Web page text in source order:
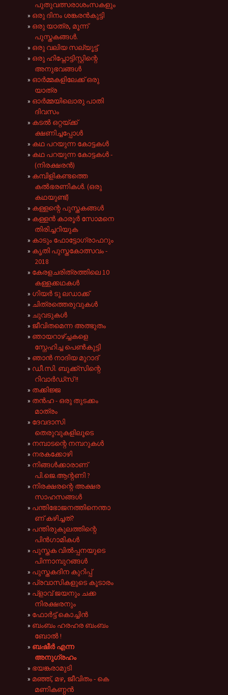
പുതുവത്സരാശംസകളും
ഒരു ദിനം ശങ്കരൻകുട്ടി
ഒരു യാത്ര, മൂന്ന്
പുസ്തകങ്ങൾ.
ഒരു വലിയ സല്യൂട്ട്
ഒരു ഹിപ്നോട്ടിസ്റ്റിന്റെ
അനുഭവങ്ങൾ
ഓർമ്മകളിലേക്ക് ഒരു
യാത്ര
ഓർമ്മയിലൊരു പാതി
ദിവസം
കടൽ ഒറ്റയ്ക്ക്
ക്ഷണിച്ചപ്പോൾ
കഥ പറയുന്ന കോട്ടകൾ
കഥ പറയുന്ന കോട്ടകൾ -
(നിരക്ഷരൻ)
കമ്പിളികണ്ടത്തെ
കൽഭരണികൾ. (ഒരു
കഥയുണ്ട്)
കള്ളന്റെ പുസ്തകങ്ങൾ
കള്ളൻ കാരൂർ സോമനെ
തിരിച്ചറിയുക
കാടും ഫോട്ടോഗ്രാഫറും
കൃതി പുസ്തകോത്സവം -
2018
കേരളചരിത്രത്തിലെ 10
കള്ളക്കഥകൾ
ഗിയർ ടു ലഡാക്ക്
ചിത്രത്തെരുവുകൾ
ചുവടുകൾ
ജീവിതമെന്ന അത്ഭുതം
ഞായറാഴ്ച്ചകളെ
സ്നേഹിച്ച പെൺ‌കുട്ടി
ഞാൻ നാദിയ മുറാദ്
ഡീ.സി. ബുക്ക്സിന്റെ
റിവാർഡ്സ് !!
തക്കിജ്ജ
തൻ‌ഹ - ഒരു തുടക്കം
മാത്രം
ദേവദാസി
തെരുവുകളിലൂടെ
നമ്പാടന്റെ നമ്പറുകൾ
നരകക്കോഴി
നിങ്ങൾക്കാരാണ്
പി.ജെ.ആന്റണി ?
നിരക്ഷരന്റെ അക്ഷര
സാഹസങ്ങൾ
പന്തിഭോജനത്തിനെന്താ
ണ് കഴിച്ചത്?
പന്തിരുകുലത്തിന്റെ
പിൻ‌ഗാമികൾ
പുസ്തക വിൽ‌പ്പനയുടെ
പിന്നാമ്പുറങ്ങൾ
പുസ്തകദിന കുറിപ്പ്
പ്രവാസികളുടെ കൂടാരം
പ്‌ളാവ് ജയനും ചക്ക
നിരക്ഷരനും
ഫോർട്ട് കൊച്ചിൻ
ബംബം ഹരഹര ബംബം
ബോൽ !
ബഷീർ എന്ന
അനുഗ്രഹം
ഭയങ്കരാമുടി
മഞ്ഞ്, മഴ, ജീവിതം - കെ
മണികണ്ഠൻ